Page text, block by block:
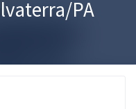
PA